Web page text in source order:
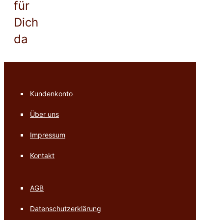
für
Dich
da
Kundenkonto
Über uns
Impressum
Kontakt
AGB
Datenschutzerklärung